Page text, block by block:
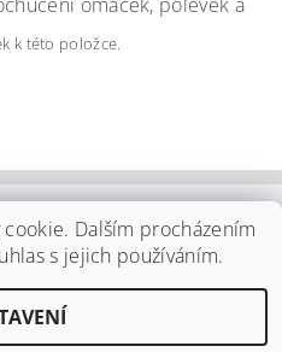
k této položce.
práva vyhrazena
Dalším procházením
s jejich používáním.